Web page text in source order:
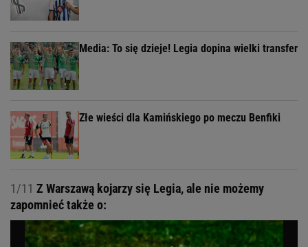
Media: To się dzieje! Legia dopina wielki transfer
Złe wieści dla Kamińskiego po meczu Benfiki
1/11 Z Warszawą kojarzy się Legia, ale nie możemy
zapomnieć także o: